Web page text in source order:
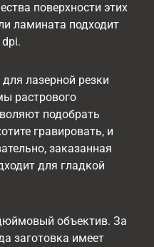
поверхности этих
ламината подходит
лазерной резки
растрового
подобрать
гравировать, и
заказанная
для гладкой
объектив. За
заготовка имеет